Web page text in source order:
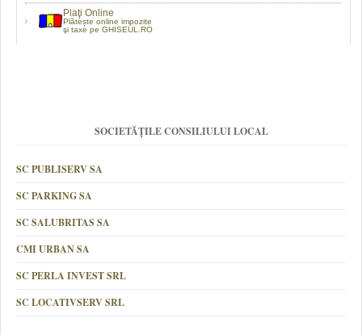
Plaţi Online
Plătește online impozite
şi taxe pe GHISEUL.RO
SOCIETĂȚILE CONSILIULUI LOCAL
SC PUBLISERV SA
SC PARKING SA
SC SALUBRITAS SA
CMI URBAN SA
SC PERLA INVEST SRL
SC LOCATIVSERV SRL